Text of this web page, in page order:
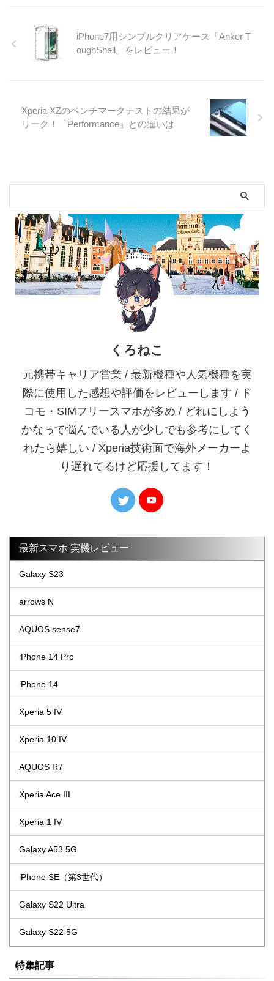
iPhone7用シンプルクリアケース「Anker T
oughShell」をレビュー！
Xperia XZのベンチマークテストの結果が
リーク！「Performance」との違いは
くろねこ
元携帯キャリア営業 / 最新機種や人気機種を実
際に使用した感想や評価をレビューします / ド
コモ・SIMフリースマホが多め / どれにしよう
かなって悩んでいる人が少しでも参考にしてく
れたら嬉しい / Xperia技術面で海外メーカーよ
り遅れてるけど応援してます！
最新スマホ 実機レビュー
Galaxy S23
arrows N
AQUOS sense7
iPhone 14 Pro
iPhone 14
Xperia 5 IV
Xperia 10 IV
AQUOS R7
Xperia Ace III
Xperia 1 IV
Galaxy A53 5G
iPhone SE（第3世代）
Galaxy S22 Ultra
Galaxy S22 5G
特集記事